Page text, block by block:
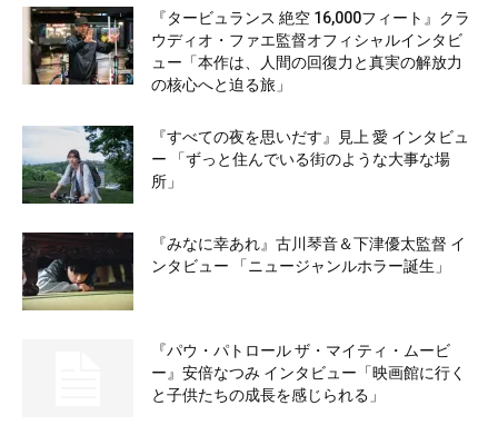
『タービュランス 絶空 16,000フィート』クラ
ウディオ・ファエ監督オフィシャルインタビ
ュー「本作は、人間の回復力と真実の解放力
の核心へと迫る旅」
『すべての夜を思いだす』見上 愛 インタビュ
ー 「ずっと住んでいる街のような大事な場
所」
『みなに幸あれ』古川琴音＆下津優太監督 イ
ンタビュー 「ニュージャンルホラー誕生」
『パウ・パトロール ザ・マイティ・ムービ
ー』安倍なつみ インタビュー「映画館に行く
と子供たちの成長を感じられる」